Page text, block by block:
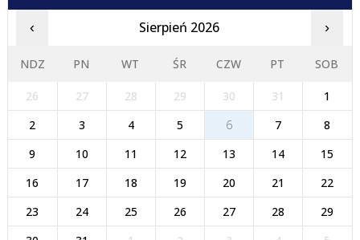
‹ Sierpień 2026 ›
NDZ PN WT ŚR CZW PT SOB
26 27 28 29 30 31
1
2
3 4 5 6 7
8
9
10 11 12 13 14
15
16
17 18 19 20 21
22
23
24 25 26 27 28
29